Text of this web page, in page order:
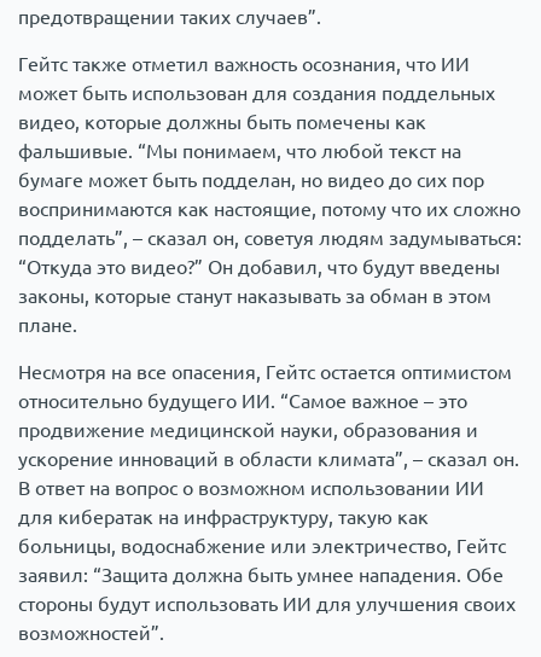
предотвращении таких случаев”.
Гейтс также отметил важность осознания, что ИИ
может быть использован для создания поддельных
видео, которые должны быть помечены как
фальшивые. “Мы понимаем, что любой текст на
бумаге может быть подделан, но видео до сих пор
воспринимаются как настоящие, потому что их сложно
подделать”, – сказал он, советуя людям задумываться:
“Откуда это видео?” Он добавил, что будут введены
законы, которые станут наказывать за обман в этом
плане.
Несмотря на все опасения, Гейтс остается оптимистом
относительно будущего ИИ. “Самое важное – это
продвижение медицинской науки, образования и
ускорение инноваций в области климата”, – сказал он.
В ответ на вопрос о возможном использовании ИИ
для кибератак на инфраструктуру, такую как
больницы, водоснабжение или электричество, Гейтс
заявил: “Защита должна быть умнее нападения. Обе
стороны будут использовать ИИ для улучшения своих
возможностей”.